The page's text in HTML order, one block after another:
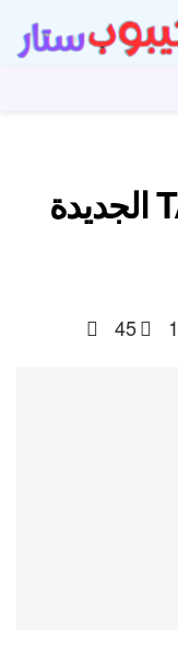
تحقق فرقة الفتيان TAN الجديدة
1
45